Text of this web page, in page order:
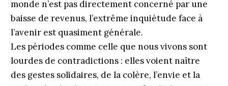
monde n’est pas directement concerné par une
baisse de revenus, l’extrême inquiétude face à
l’avenir est quasiment générale.
Les périodes comme celle que nous vivons sont
lourdes de contradictions : elles voient naître
des gestes solidaires, de la colère, l’envie et la